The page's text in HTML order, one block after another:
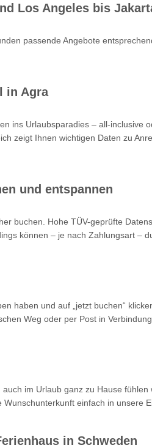
Los Angeles bis
passende Angebote
in Agra
ins Urlaubsparadies – all-
zeigt Ihnen wichtigen Daten zu
und entspannen
buchen. Hohe TÜV-geprüfte
können – je nach Zahlungsart –
haben und auf „jetzt buchen“
Weg oder per Post in Verbindung
im Urlaub ganz zu Hause
einfach in unsere
in Schweden